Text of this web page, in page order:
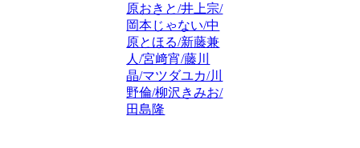
原おきと/井上宗/
岡本じゃない/中
原とほる/新藤兼
人/宮﨑宵/藤川
晶/マツダユカ/川
野倫/柳沢きみお/
田島隆